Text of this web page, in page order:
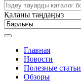
Қаланы таңдаңыз
Главная
Новости
Полезные статьи
Обзоры